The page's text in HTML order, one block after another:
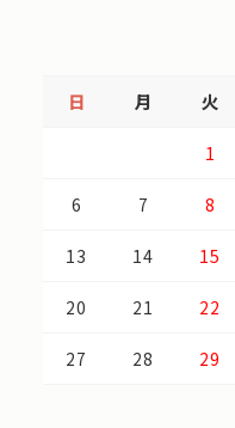
日 月 火
1
6 7 8
13 14 15
20 21 22
27 28 29